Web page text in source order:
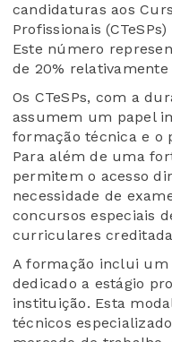
candidaturas aos
Profissionais
Este número
de 20% relativamente
Os CTeSPs, com a
assumem um papel
formação técnica e o
Para além de uma
permitem o acesso
necessidade de
concursos especiais
curriculares
A formação inclui
dedicado a estágio
instituição. Esta
técnicos